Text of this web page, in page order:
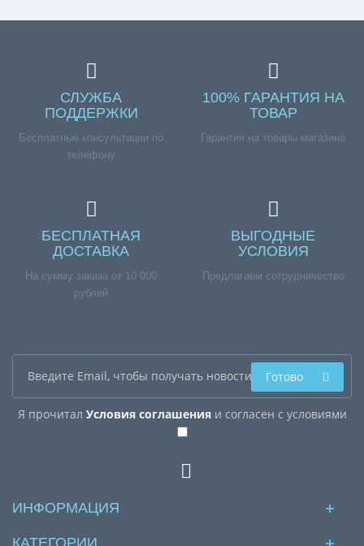
СЛУЖБА
ПОДДЕРЖКИ
Бесплатные консультации по
телефону
100% ГАРАНТИЯ НА
ТОВАР
Гарантия на товары магазина
БЕСПЛАТНАЯ
ДОСТАВКА
На сумму заказа от 10 000
рублей
ВЫГОДНЫЕ
УСЛОВИЯ
Предлагаем сотрудничество
Я прочитал Условия соглашенияи согласен с условиями
Готово
ИНФОРМАЦИЯ